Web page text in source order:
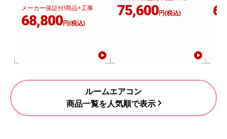
メーカー保証付!商品+工事
68,800円(税込)
75,600円(税込)
ルームエアコン
商品一覧を人気順で表示